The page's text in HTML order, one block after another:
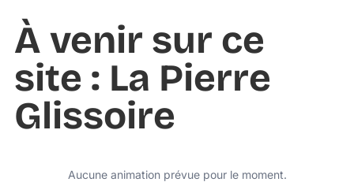
À venir sur ce
site : La Pierre
Glissoire
Aucune animation prévue pour le moment.